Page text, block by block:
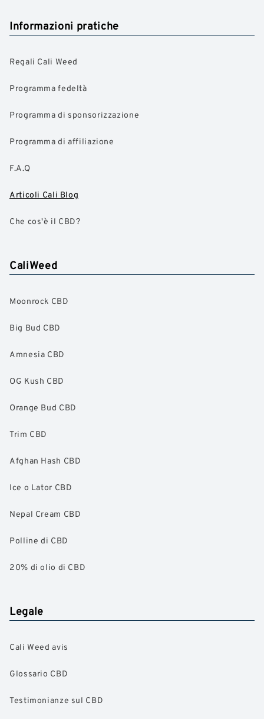
Informazioni pratiche
Regali Cali Weed
Programma fedeltà
Programma di sponsorizzazione
Programma di affiliazione
F.A.Q
Articoli Cali Blog
Che cos'è il CBD?
CaliWeed
Moonrock CBD
Big Bud CBD
Amnesia CBD
OG Kush CBD
Orange Bud CBD
Trim CBD
Afghan Hash CBD
Ice o Lator CBD
Nepal Cream CBD
Polline di CBD
20% di olio di CBD
Legale
Cali Weed avis
Glossario CBD
Testimonianze sul CBD